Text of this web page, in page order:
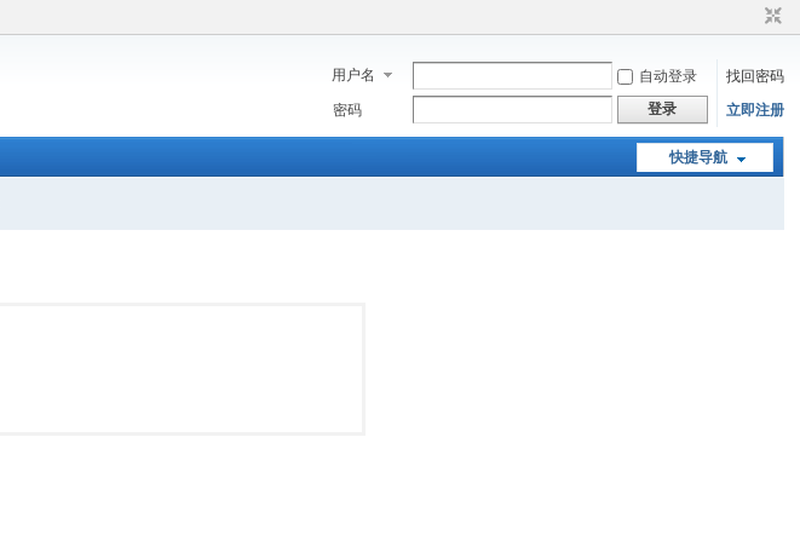
用户名 自动登录
找回密码
密码
登录 立即注册
快捷导航